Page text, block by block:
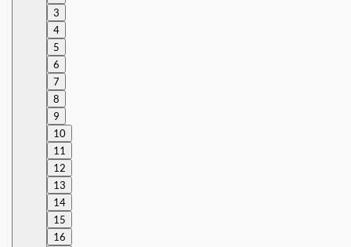
3
4
5
6
7
8
9
10
11
12
13
14
15
16